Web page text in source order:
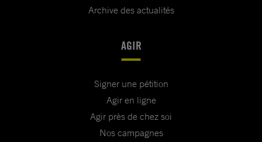
Archive des actualités
AGIR
Signer une pétition
Agir en ligne
Agir près de chez soi
Nos campagnes